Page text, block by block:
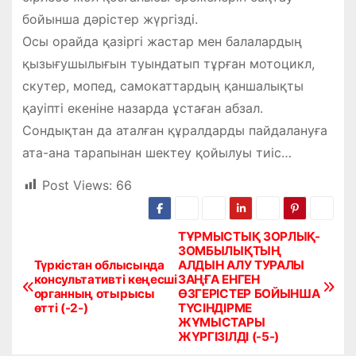
бойынша дәрістер жүргізді.
Осы орайда қазіргі жастар мен балалардың
қызығушылығын туындатып тұр­ған мотоцикл,
скутер, мопед, самокаттардың қаншалықты
қауіпті екеніне назарда ұстаған абзал.
Сондықтан да аталған құралдарды пайдалануға
ата-ана тарапынан шектеу қойылуы тиіс…
Post Views: 66
а
в
ТҰРМЫСТЫҚ ЗОРЛЫҚ-
ЗОМБЫЛЫҚТЫҢ
АЛДЫН АЛУ ТУРАЛЫ
ЗАҢҒА ЕНГЕН
ӨЗГЕРІСТЕР БОЙЫНША
ТҮСІНДІРМЕ
ЖҰМЫСТАРЫ
ЖҮРГІЗІЛДІ (-5-)
Түркістан облысында
консультативті кеңесші
органның отырысы
өтті (-2-)